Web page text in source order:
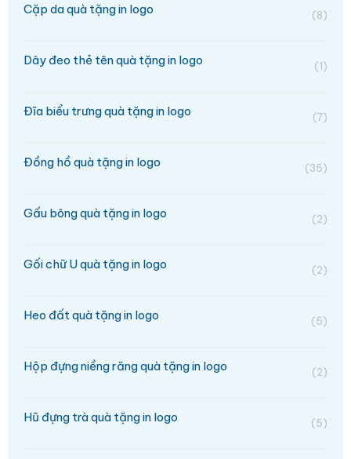
Cặp da quà tặng in logo (8)
Dây đeo thẻ tên quà tặng in logo (1)
Đĩa biểu trưng quà tặng in logo (7)
Đồng hồ quà tặng in logo (35)
Gấu bông quà tặng in logo (2)
Gối chữ U quà tặng in logo (2)
Heo đất quà tặng in logo (5)
Hộp đựng niềng răng quà tặng in logo (2)
Hũ đựng trà quà tặng in logo (5)